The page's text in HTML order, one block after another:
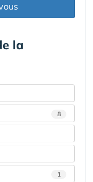
la
8
1